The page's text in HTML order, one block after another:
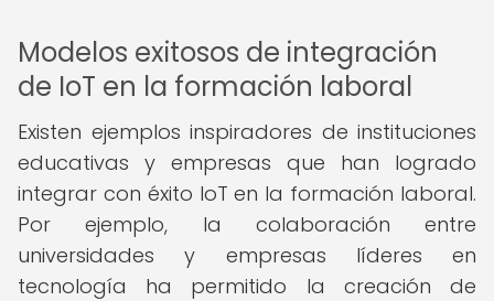
Modelos exitosos de integración
de IoT en la formación laboral
Existen ejemplos inspiradores de instituciones
educativas y empresas que han logrado
integrar con éxito IoT en la formación laboral.
Por ejemplo, la colaboración entre
universidades y empresas líderes en
tecnología ha permitido la creación de